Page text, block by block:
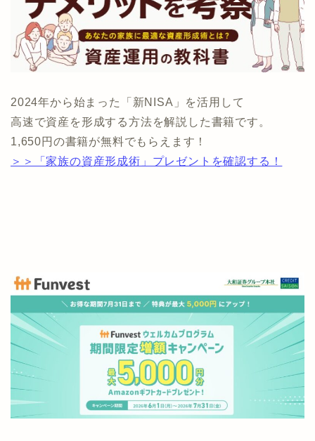
2024年から始まった「新NISA」を活用して
高速で資産を形成する方法を解説した書籍です。
1,650円の書籍が無料でもらえます！
＞＞「家族の資産形成術」プレゼントを確認する！